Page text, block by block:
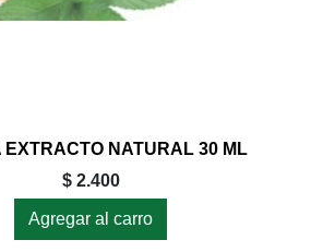
EXTRACTO NATURAL 30 ML
$ 2.400
Agregar al carro